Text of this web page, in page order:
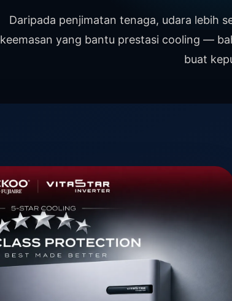
Daripada penjimatan tenaga, udara lebih
keemasan yang bantu prestasi cooling —
buat